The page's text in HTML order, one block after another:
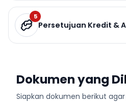
5
Persetujuan Kredit &
Dokumen yang
Siapkan dokumen berikut agar